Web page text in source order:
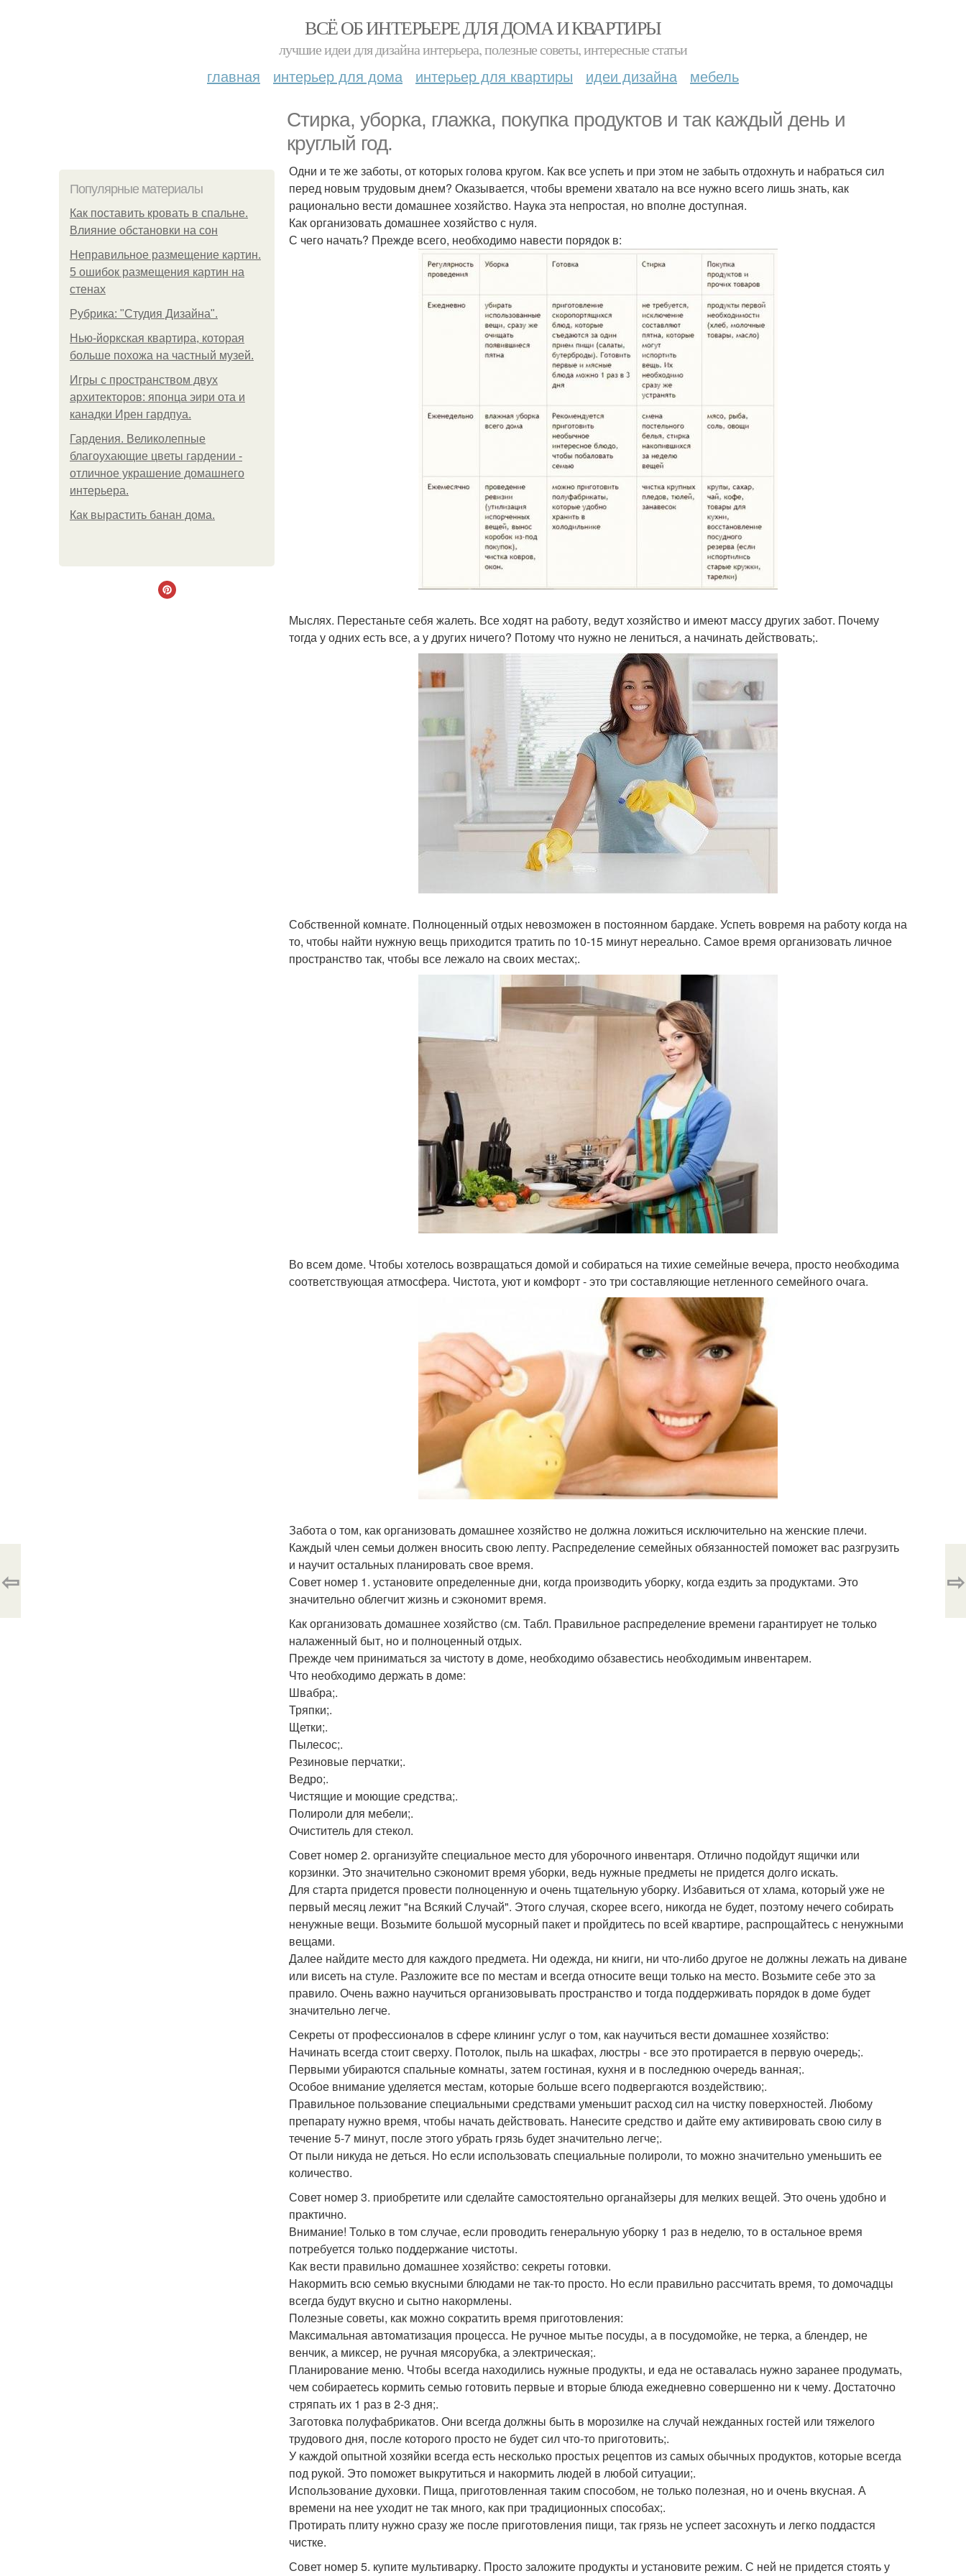
ВСЁ ОБ ИНТЕРЬЕРЕ ДЛЯ ДОМА И КВАРТИРЫ
лучшие идеи для дизайна интерьера, полезные советы, интересные статьи
главная интерьер для дома интерьер для квартиры идеи дизайна мебель
Стирка, уборка, глажка, покупка продуктов и так каждый день и
круглый год.
Популярные материалы
Как поставить кровать в спальне.
Влияние обстановки на сон
Неправильное размещение картин.
5 ошибок размещения картин на
стенах
Рубрика: "Студия Дизайна".
Нью-йоркская квартира, которая
больше похожа на частный музей.
Игры с пространством двух
архитекторов: японца эири ота и
канадки Ирен гардпуа.
Гардения. Великолепные
благоухающие цветы гардении -
отличное украшение домашнего
интерьера.
Как вырастить банан дома.
Одни и те же заботы, от которых голова кругом. Как все успеть и при этом не забыть отдохнуть и набраться сил
перед новым трудовым днем? Оказывается, чтобы времени хватало на все нужно всего лишь знать, как
рационально вести домашнее хозяйство. Наука эта непростая, но вполне доступная.
Как организовать домашнее хозяйство с нуля.
С чего начать? Прежде всего, необходимо навести порядок в:
Мыслях. Перестаньте себя жалеть. Все ходят на работу, ведут хозяйство и имеют массу других забот. Почему
тогда у одних есть все, а у других ничего? Потому что нужно не лениться, а начинать действовать;.
Собственной комнате. Полноценный отдых невозможен в постоянном бардаке. Успеть вовремя на работу когда на
то, чтобы найти нужную вещь приходится тратить по 10-15 минут нереально. Самое время организовать личное
пространство так, чтобы все лежало на своих местах;.
Во всем доме. Чтобы хотелось возвращаться домой и собираться на тихие семейные вечера, просто необходима
соответствующая атмосфера. Чистота, уют и комфорт - это три составляющие нетленного семейного очага.
Забота о том, как организовать домашнее хозяйство не должна ложиться исключительно на женские плечи.
Каждый член семьи должен вносить свою лепту. Распределение семейных обязанностей поможет вас разгрузить
и научит остальных планировать свое время.
Совет номер 1. установите определенные дни, когда производить уборку, когда ездить за продуктами. Это
значительно облегчит жизнь и сэкономит время.
Как организовать домашнее хозяйство (см. Табл. Правильное распределение времени гарантирует не только
налаженный быт, но и полноценный отдых.
Прежде чем приниматься за чистоту в доме, необходимо обзавестись необходимым инвентарем.
Что необходимо держать в доме:
Швабра;.
Тряпки;.
Щетки;.
Пылесос;.
Резиновые перчатки;.
Ведро;.
Чистящие и моющие средства;.
Полироли для мебели;.
Очиститель для стекол.
Совет номер 2. организуйте специальное место для уборочного инвентаря. Отлично подойдут ящички или
корзинки. Это значительно сэкономит время уборки, ведь нужные предметы не придется долго искать.
Для старта придется провести полноценную и очень тщательную уборку. Избавиться от хлама, который уже не
первый месяц лежит "на Всякий Случай". Этого случая, скорее всего, никогда не будет, поэтому нечего собирать
ненужные вещи. Возьмите большой мусорный пакет и пройдитесь по всей квартире, распрощайтесь с ненужными
вещами.
Далее найдите место для каждого предмета. Ни одежда, ни книги, ни что-либо другое не должны лежать на диване
или висеть на стуле. Разложите все по местам и всегда относите вещи только на место. Возьмите себе это за
правило. Очень важно научиться организовывать пространство и тогда поддерживать порядок в доме будет
значительно легче.
Секреты от профессионалов в сфере клининг услуг о том, как научиться вести домашнее хозяйство:
Начинать всегда стоит сверху. Потолок, пыль на шкафах, люстры - все это протирается в первую очередь;.
Первыми убираются спальные комнаты, затем гостиная, кухня и в последнюю очередь ванная;.
Особое внимание уделяется местам, которые больше всего подвергаются воздействию;.
Правильное пользование специальными средствами уменьшит расход сил на чистку поверхностей. Любому
препарату нужно время, чтобы начать действовать. Нанесите средство и дайте ему активировать свою силу в
течение 5-7 минут, после этого убрать грязь будет значительно легче;.
От пыли никуда не деться. Но если использовать специальные полироли, то можно значительно уменьшить ее
количество.
Совет номер 3. приобретите или сделайте самостоятельно органайзеры для мелких вещей. Это очень удобно и
практично.
Внимание! Только в том случае, если проводить генеральную уборку 1 раз в неделю, то в остальное время
потребуется только поддержание чистоты.
Как вести правильно домашнее хозяйство: секреты готовки.
Накормить всю семью вкусными блюдами не так-то просто. Но если правильно рассчитать время, то домочадцы
всегда будут вкусно и сытно накормлены.
Полезные советы, как можно сократить время приготовления:
Максимальная автоматизация процесса. Не ручное мытье посуды, а в посудомойке, не терка, а блендер, не
венчик, а миксер, не ручная мясорубка, а электрическая;.
Планирование меню. Чтобы всегда находились нужные продукты, и еда не оставалась нужно заранее продумать,
чем собираетесь кормить семью готовить первые и вторые блюда ежедневно совершенно ни к чему. Достаточно
стряпать их 1 раз в 2-3 дня;.
Заготовка полуфабрикатов. Они всегда должны быть в морозилке на случай нежданных гостей или тяжелого
трудового дня, после которого просто не будет сил что-то приготовить;.
У каждой опытной хозяйки всегда есть несколько простых рецептов из самых обычных продуктов, которые всегда
под рукой. Это поможет выкрутиться и накормить людей в любой ситуации;.
Использование духовки. Пища, приготовленная таким способом, не только полезная, но и очень вкусная. А
времени на нее уходит не так много, как при традиционных способах;.
Протирать плиту нужно сразу же после приготовления пищи, так грязь не успеет засохнуть и легко поддастся
чистке.
Совет номер 5. купите мультиварку. Просто заложите продукты и установите режим. С ней не придется стоять у
⇦ ⇨